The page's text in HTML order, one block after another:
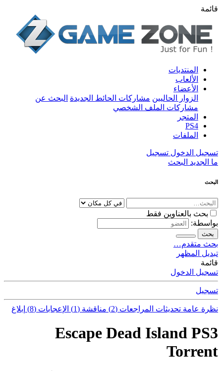
قائمة
المنتديات
الألعاب
الأعضاء
الزوار الحاليين مشاركات الحائط الجديدة البحث عن
مشاركات الملف الشخصي
المتجر
PS4
الملفات
تسجيل الدخول تسجيل
ما الجديد البحث
البحث
بحث بالعناوين فقط
بواسطة:
بحث
بحث متقدم…
تبديل المظهر
قائمة
تسجيل الدخول
تسجيل
نظرة عامة تحديثات المراجعات (2) مناقشة (1) الإعجابات (8) إبلاغ
Escape Dead Island PS3
Torrent